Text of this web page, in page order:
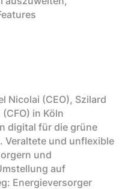
Nicolai (CEO), Szilard
in Köln
digital für die grüne
Veraltete und unflexible
und
auf
Energieversorger